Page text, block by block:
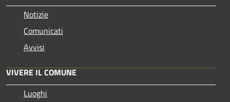
Notizie
Comunicati
Avvisi
VIVERE IL COMUNE
Luoghi